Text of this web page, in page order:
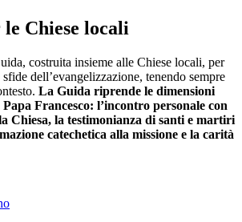
Chiese locali
costruita insieme alle Chiese locali, per
dell’evangelizzazione, tenendo sempre
La Guida riprende le dimensioni
Francesco: l’incontro personale con
Chiesa, la testimonianza di santi e martiri
catechetica alla missione e la carità